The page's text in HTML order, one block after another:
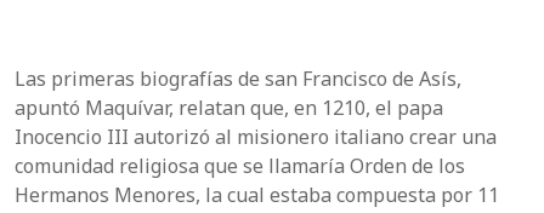
Las primeras biografías de san Francisco de Asís,
apuntó Maquívar, relatan que, en 1210, el papa
Inocencio III autorizó al misionero italiano crear una
comunidad religiosa que se llamaría Orden de los
Hermanos Menores, la cual estaba compuesta por 11